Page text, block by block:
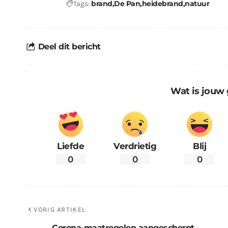
Tags: brand De Panheidebrand natuur
Deel dit bericht
Wat is jouw
Liefde
0
Verdrietig
0
Blij
0
VORIG ARTIKEL